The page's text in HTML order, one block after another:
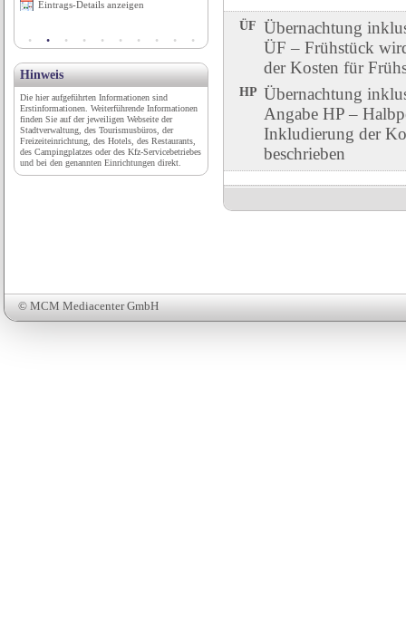
ÜF Übernachtung
ÜF – Frühstück
der Kosten für
HP Übernachtung
Angabe HP –
Inkludierung der
beschrieben
© MCM Mediacenter GmbH
Eintrags-Details anzeigen
Eintrags-Details anzeigen
Hinweis
Die hier aufgeführten Informationen sind
Erstinformationen. Weiterführende Informationen
finden Sie auf der jeweiligen Webseite der
Stadtverwaltung, des Tourismusbüros, der
Freizeiteinrichtung, des Hotels, des Restaurants,
des Campingplatzes oder des Kfz-Servicebetriebes
und bei den genannten Einrichtungen direkt.